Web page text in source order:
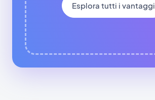
Esplora tutti i vantaggi